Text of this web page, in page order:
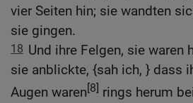
vier Seiten hin; sie wandten
sie gingen.
18 Und ihre Felgen, sie waren
sie anblickte, {sah ich, } dass
Augen waren[8] rings herum